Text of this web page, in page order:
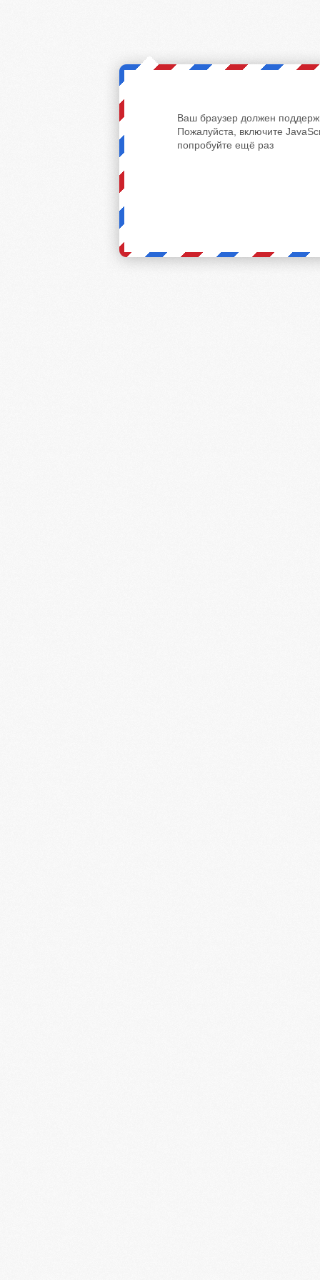
Ваш браузер должен
Пожалуйста, включите
попробуйте ещё раз